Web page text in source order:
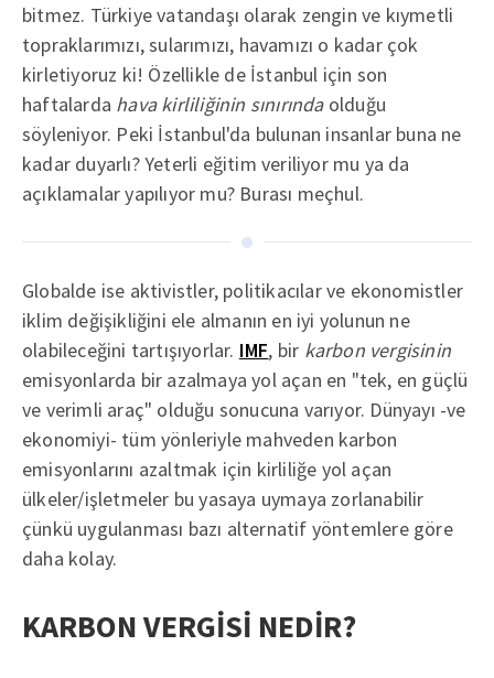
bitmez. Türkiye vatandaşı olarak zengin ve kıymetli
topraklarımızı, sularımızı, havamızı o kadar çok
kirletiyoruz ki! Özellikle de İstanbul için son
haftalarda hava kirliliğinin sınırındaolduğu
söyleniyor. Peki İstanbul'da bulunan insanlar buna ne
kadar duyarlı? Yeterli eğitim veriliyor mu ya da
açıklamalar yapılıyor mu? Burası meçhul.
Globalde ise aktivistler, politikacılar ve ekonomistler
iklim değişikliğini ele almanın en iyi yolunun ne
olabileceğini tartışıyorlar. IMF, bir karbon vergisinin
emisyonlarda bir azalmaya yol açan en "tek, en güçlü
ve verimli araç" olduğu sonucuna varıyor. Dünyayı -ve
ekonomiyi- tüm yönleriyle mahveden karbon
emisyonlarını azaltmak için kirliliğe yol açan
ülkeler/işletmeler bu yasaya uymaya zorlanabilir
çünkü uygulanması bazı alternatif yöntemlere göre
daha kolay.
KARBON VERGİSİ NEDİR?